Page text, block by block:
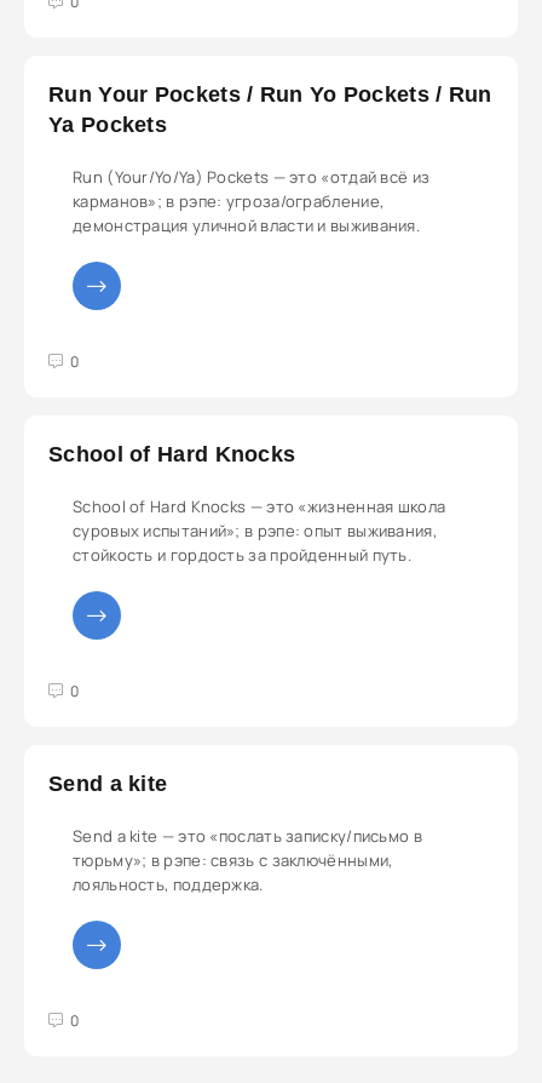
Run Your Pockets / Run Yo Pockets / Run
Ya Pockets
Run (Your/Yo/Ya) Pockets — это «отдай всё из
карманов»; в рэпе: угроза/ограбление,
демонстрация уличной власти и выживания.
0
5
School of Hard Knocks
School of Hard Knocks — это «жизненная школа
суровых испытаний»; в рэпе: опыт выживания,
стойкость и гордость за пройденный путь.
0
5
Send a kite
Send a kite — это «послать записку/письмо в
тюрьму»; в рэпе: связь с заключёнными,
лояльность, поддержка.
0
5